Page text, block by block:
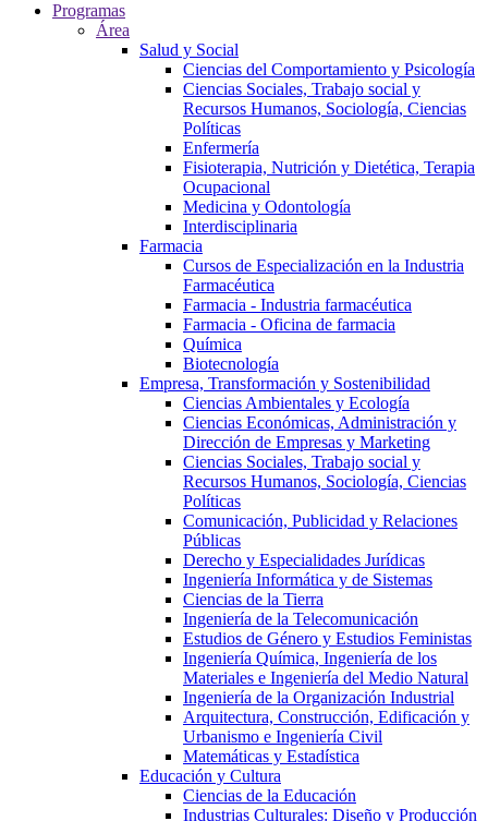
Programas
Área
Salud y Social
Ciencias del Comportamiento y Psicología
Ciencias Sociales, Trabajo social y
Recursos Humanos, Sociología, Ciencias
Políticas
Enfermería
Fisioterapia, Nutrición y Dietética, Terapia
Ocupacional
Medicina y Odontología
Interdisciplinaria
Farmacia
Cursos de Especialización en la Industria
Farmacéutica
Farmacia - Industria farmacéutica
Farmacia - Oficina de farmacia
Química
Biotecnología
Empresa, Transformación y Sostenibilidad
Ciencias Ambientales y Ecología
Ciencias Económicas, Administración y
Dirección de Empresas y Marketing
Ciencias Sociales, Trabajo social y
Recursos Humanos, Sociología, Ciencias
Políticas
Comunicación, Publicidad y Relaciones
Públicas
Derecho y Especialidades Jurídicas
Ingeniería Informática y de Sistemas
Ciencias de la Tierra
Ingeniería de la Telecomunicación
Estudios de Género y Estudios Feministas
Ingeniería Química, Ingeniería de los
Materiales e Ingeniería del Medio Natural
Ingeniería de la Organización Industrial
Arquitectura, Construcción, Edificación y
Urbanismo e Ingeniería Civil
Matemáticas y Estadística
Educación y Cultura
Ciencias de la Educación
Industrias Culturales: Diseño y Producción